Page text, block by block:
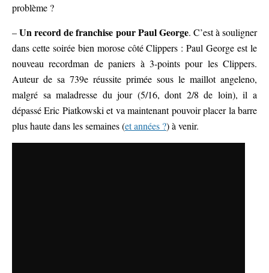
problème ?
–Un record de franchise pour Paul George. C’est à souligner
dans cette soirée bien morose côté Clippers : Paul George est le
nouveau recordman de paniers à 3-points pour les Clippers.
Auteur de sa 739e réussite primée sous le maillot angeleno,
malgré sa maladresse du jour (5/16, dont 2/8 de loin), il a
dépassé Eric Piatkowski et va maintenant pouvoir placer la barre
plus haute dans les semaines (et années ?) à venir.